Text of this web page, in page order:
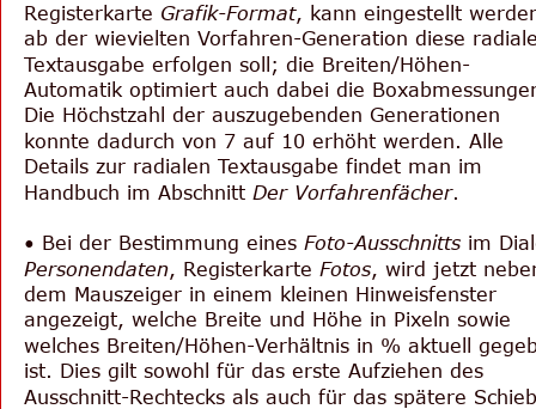
Registerkarte Grafik-Format, kann eingestellt
ab der wievielten Vorfahren-Generation diese
Textausgabe erfolgen soll; die Breiten/Höhen-
Automatik optimiert auch dabei die
Die Höchstzahl der auszugebenden Generationen
konnte dadurch von 7 auf 10 erhöht werden. Alle
Details zur radialen Textausgabe findet man im
Handbuch im Abschnitt Der Vorfahrenfächer.
• Bei der Bestimmung eines Foto-Ausschnitts im
Personendaten, Registerkarte Fotos, wird jetzt
dem Mauszeiger in einem kleinen Hinweisfenster
angezeigt, welche Breite und Höhe in Pixeln sowie
welches Breiten/Höhen-Verhältnis in % aktuell
ist. Dies gilt sowohl für das erste Aufziehen des
Ausschnitt-Rechtecks als auch für das spätere